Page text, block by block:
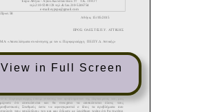
View in Full Screen